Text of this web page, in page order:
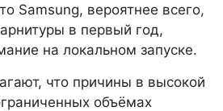
Samsung, вероятнее всего,
в первый год,
на локальном запуске.
что причины в высокой
объёмах